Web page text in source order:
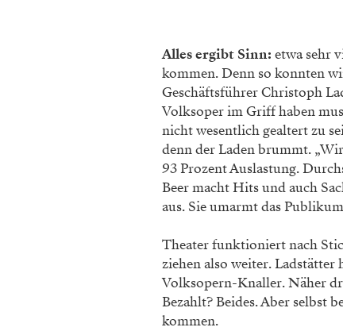
Alles ergibt Sinn: etwa sehr
kommen. Denn so konnten
Geschäftsführer Christoph
Volksoper im Griff haben
nicht wesentlich gealtert zu
denn der Laden brummt.
93 Prozent Auslastung.
Beer macht Hits und auch
aus. Sie umarmt das
Theater funktioniert nach
ziehen also weiter.
Volksopern-Knaller. Näher
Bezahlt? Beides. Aber selbst
kommen.